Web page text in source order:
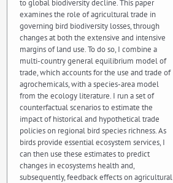
to global biodiversity decline. This paper
examines the role of agricultural trade in
governing bird biodiversity losses, through
changes at both the extensive and intensive
margins of land use. To do so, I combine a
multi-country general equilibrium model of
trade, which accounts for the use and trade of
agrochemicals, with a species-area model
from the ecology literature. I run a set of
counterfactual scenarios to estimate the
impact of historical and hypothetical trade
policies on regional bird species richness. As
birds provide essential ecosystem services, I
can then use these estimates to predict
changes in ecosystems health and,
subsequently, feedback effects on agricultural